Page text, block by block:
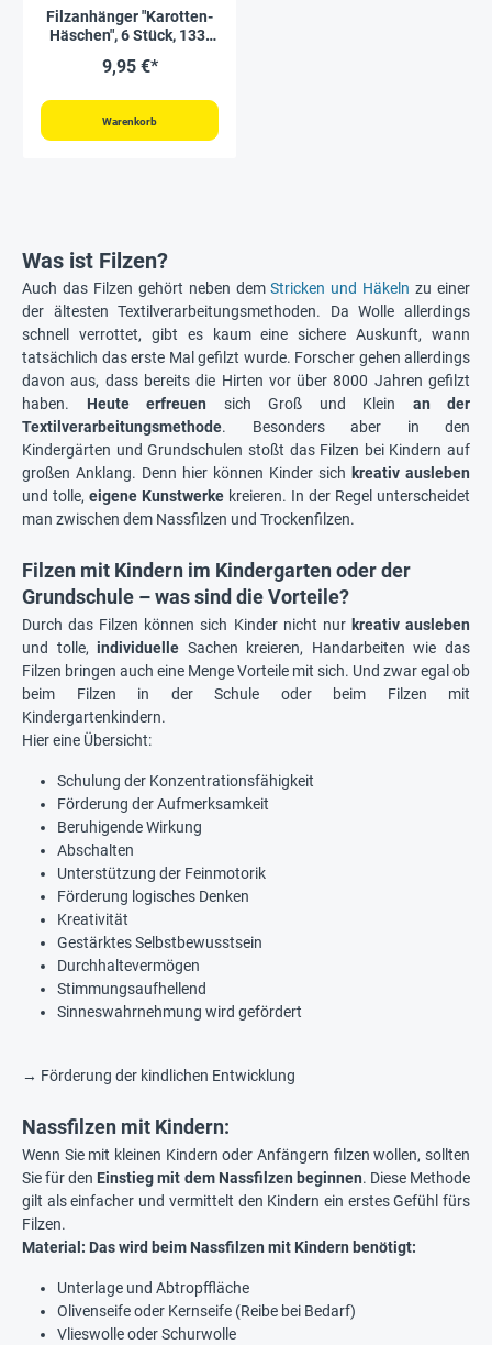
Filzanhänger "Karotten-
Häschen", 6 Stück, 133-
9,95 €*
Warenkorb
Was ist Filzen?
Auch das Filzen gehört neben demStricken und Häkeln zu einer
der ältesten Textilverarbeitungsmethoden. Da Wolle allerdings
schnell verrottet, gibt es kaum eine sichere Auskunft, wann
tatsächlich das erste Mal gefilzt wurde. Forscher gehen allerdings
davon aus, dass bereits die Hirten vor über 8000 Jahren gefilzt
haben. Heute erfreuen sich Groß und Klein an der
Textilverarbeitungsmethode. Besonders aber in den
Kindergärten und Grundschulen stoßt das Filzen bei Kindern auf
großen Anklang. Denn hier können Kinder sich kreativ ausleben
und tolle, eigene Kunstwerke kreieren. In der Regel unterscheidet
man zwischen dem Nassfilzen und Trockenfilzen.
Filzen mit Kindern im Kindergarten oder der
Grundschule – was sind die Vorteile?
Durch das Filzen können sich Kinder nicht nur kreativ ausleben
und tolle,individuelle Sachen kreieren, Handarbeiten wie das
Filzen bringen auch eine Menge Vorteile mit sich. Und zwar egal ob
beim Filzen in der Schule oder beim Filzen mit
Kindergartenkindern.
Hier eine Übersicht:
Schulung der Konzentrationsfähigkeit
Förderung der Aufmerksamkeit
Beruhigende Wirkung
Abschalten
Unterstützung der Feinmotorik
Förderung logisches Denken
Kreativität
Gestärktes Selbstbewusstsein
Durchhaltevermögen
Stimmungsaufhellend
Sinneswahrnehmung wird gefördert
→ Förderung der kindlichen Entwicklung
Nassfilzen mit Kindern:
Wenn Sie mit kleinen Kindern oder Anfängern filzen wollen, sollten
Sie für den Einstieg mit dem Nassfilzen beginnen. Diese Methode
gilt als einfacher und vermittelt den Kindern ein erstes Gefühl fürs
Filzen.
Material: Das wird beim Nassfilzen mit Kindern benötigt:
Unterlage und Abtropffläche
Olivenseife oder Kernseife (Reibe bei Bedarf)
Vlieswolle oder Schurwolle